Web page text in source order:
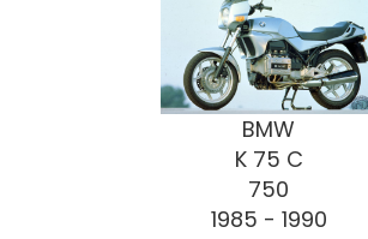
BMW
K 75 C
750
1985 - 1990